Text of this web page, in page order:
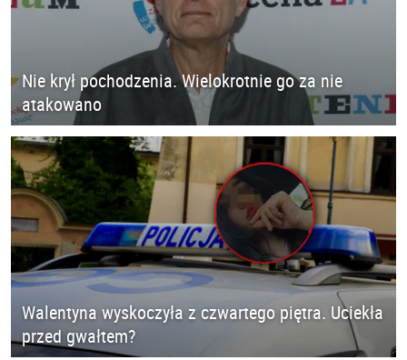
Nie krył pochodzenia. Wielokrotnie go za nie
atakowano
Walentyna wyskoczyła z czwartego piętra. Uciekła
przed gwałtem?